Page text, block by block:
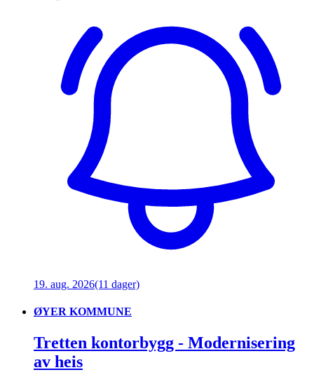
19. aug. 2026(11 dager)
ØYER KOMMUNE
Tretten kontorbygg - Modernisering
av heis